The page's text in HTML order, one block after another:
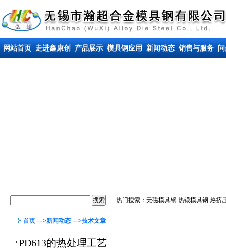
网站首页 走进鑫康创 产品展示 模具钢应用 新闻动态 销售与服务
热门搜索： 无磁模具钢 热锻模具钢 热挤
首页 -->新闻动态 -->技术文章
PD613的热处理工艺